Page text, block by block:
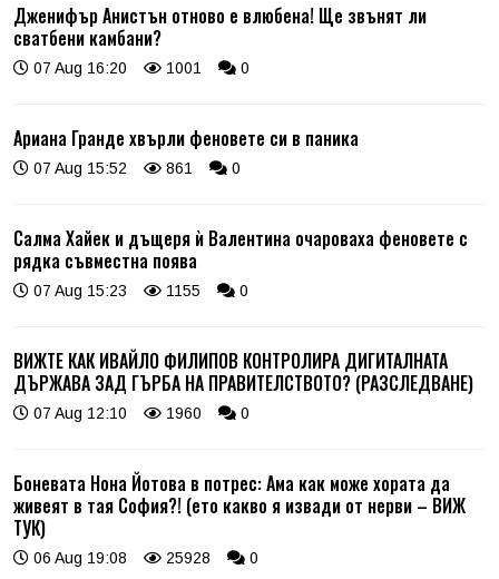
Дженифър Анистън отново е влюбена! Ще звънят ли
сватбени камбани?
07 Aug 16:20 1001 0
Ариана Гранде хвърли феновете си в паника
07 Aug 15:52 861 0
Салма Хайек и дъщеря ѝ Валентина очароваха феновете с
рядка съвместна поява
07 Aug 15:23 1155 0
ВИЖТЕ КАК ИВАЙЛО ФИЛИПОВ КОНТРОЛИРА ДИГИТАЛНАТА
ДЪРЖАВА ЗАД ГЪРБА НА ПРАВИТЕЛСТВОТО? (РАЗСЛЕДВАНЕ)
07 Aug 12:10 1960 0
Боневата Нона Йотова в потрес: Ама как може хората да
живеят в тая София?! (ето какво я извади от нерви – ВИЖ
ТУК)
06 Aug 19:08 25928 0